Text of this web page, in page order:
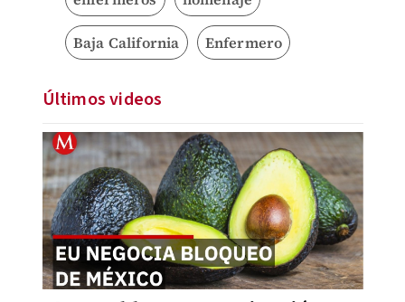
Baja California Enfermero
Últimos videos